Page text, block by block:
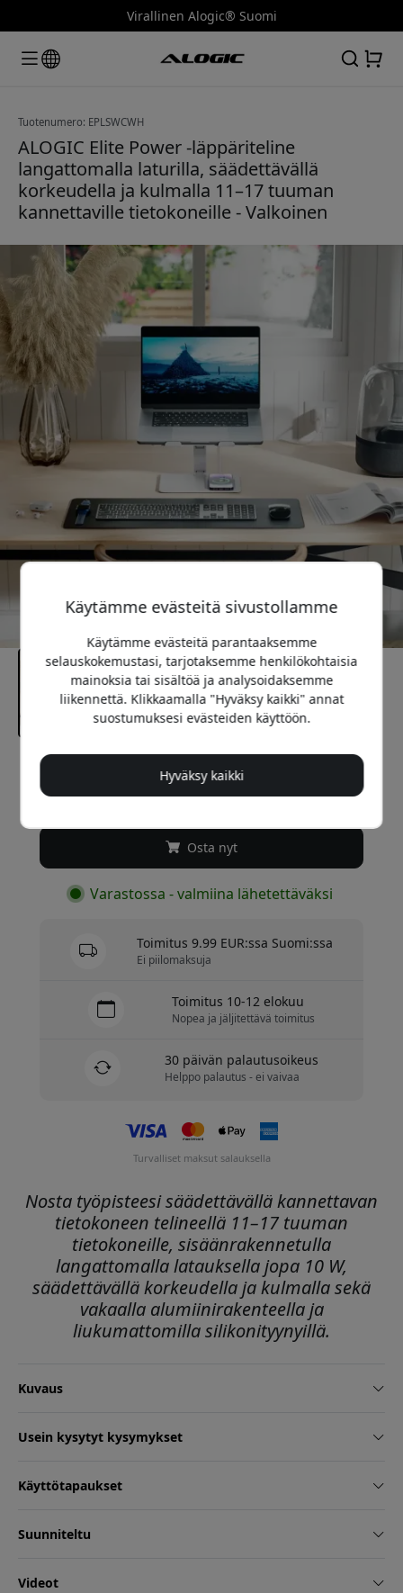
Virallinen Alogic® Suomi
Tuotenumero: EPLSWCWH
ALOGIC Elite Power -läppäriteline
langattomalla laturilla, säädettävällä
korkeudella ja kulmalla 11–17 tuuman
kannettaville tietokoneille - Valkoinen
Suositeltava hinta
89.99 EUR
Osta nyt
Varastossa - valmiina lähetettäväksi
Toimitus 9.99 EUR:ssa Suomi:ssa
Ei piilomaksuja
Toimitus 10-12 elokuu
Nopea ja jäljitettävä toimitus
30 päivän palautusoikeus
Helppo palautus - ei vaivaa
Turvalliset maksut salauksella
Nosta työpisteesi säädettävällä kannettavan
tietokoneen telineellä 11–17 tuuman
tietokoneille, sisäänrakennetulla
langattomalla latauksella jopa 10 W,
säädettävällä korkeudella ja kulmalla sekä
vakaalla alumiinirakenteella ja
liukumattomilla silikonityynyillä.
Kuvaus
Usein kysytyt kysymykset
Käyttötapaukset
Suunniteltu
Videot
Käytämme evästeitä sivustollamme
Käytämme evästeitä parantaaksemme
selauskokemustasi, tarjotaksemme henkilökohtaisia
mainoksia tai sisältöä ja analysoidaksemme
liikennettä. Klikkaamalla "Hyväksy kaikki" annat
suostumuksesi evästeiden käyttöön.
Hyväksy kaikki